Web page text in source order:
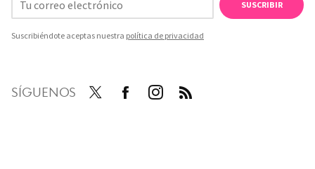
SUSCRIBIR
Suscribiéndote aceptas nuestra política de privacidad
SÍGUENOS